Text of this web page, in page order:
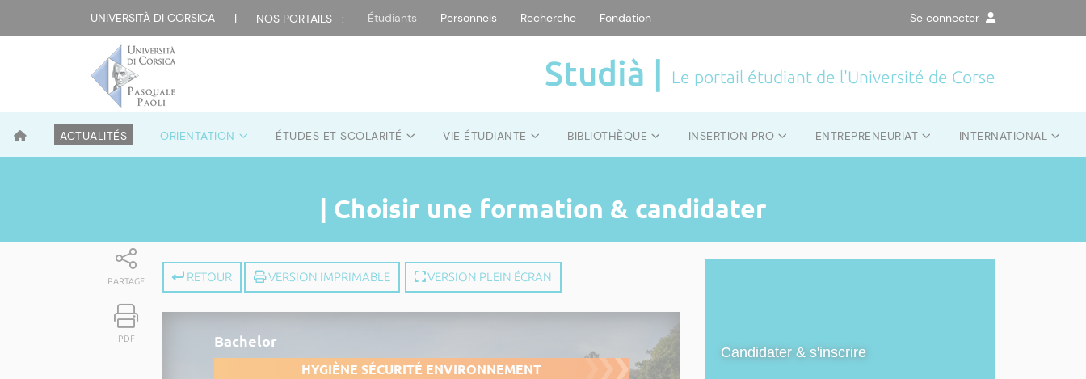
UNIVERSITÀ DI CORSICA | NOS PORTAILS : Étudiants Personnels Recherche Fondation Se connecter
Studià | Le portail étudiant de l'Université de Corse
ACTUALITÉS ORIENTATION ÉTUDES ET SCOLARITÉ VIE ÉTUDIANTE BIBLIOTHÈQUE INSERTION PRO ENTREPRENEURIAT INTERNATIONAL
| Choisir une formation & candidater
PARTAGE
PDF
RETOUR VERSION IMPRIMABLE VERSION PLEIN ÉCRAN
Bachelor
HYGIÈNE SÉCURITÉ ENVIRONNEMENT
Candidater & s'inscrire